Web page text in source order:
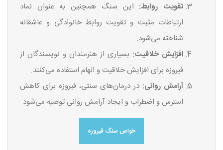
تقویت روابط: این سنگ همچنین به عنوان نماد
ارتباطات مثبت و تقویت روابط خانوادگی و عاشقانه
شناخته می‌شود.
افزایش خلاقیت: بسیاری از هنرمندان و نویسندگان از
فیروزه برای افزایش خلاقیت و الهام استفاده می‌کنند.
آرامش روانی: در درمان‌های سنتی، فیروزه برای کاهش
استرس و اضطراب و ایجاد آرامش روانی توصیه می‌شود.
خواص سنگ فیروزه